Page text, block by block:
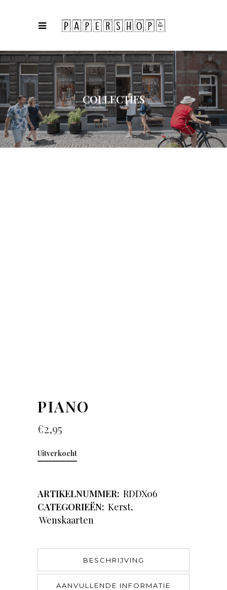
COLLECTIES
PIANO
€2,95
Uitverkocht
ARTIKELNUMMER: RDDX06
CATEGORIEËN: Kerst,
Wenskaarten
BESCHRIJVING
AANVULLENDE INFORMATIE